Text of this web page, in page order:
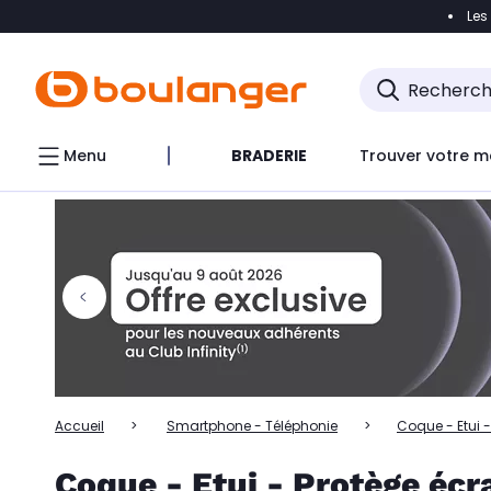
Accéder
Accéder directement au chatbot
Menu BRADERIE Trouver votre
Accueil Smartphone - Téléphonie Coque - Etui